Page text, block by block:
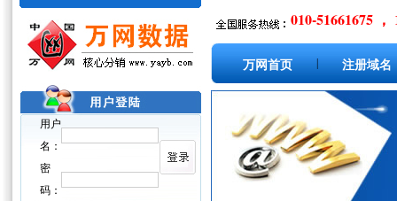
用户
名：
密
码：
010-51661675 ，
万网首页 注册域名